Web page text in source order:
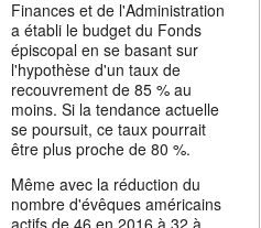
Finances et de l'Administration
a établi le budget du Fonds
épiscopal en se basant sur
l'hypothèse d'un taux de
recouvrement de 85 % au
moins. Si la tendance actuelle
se poursuit, ce taux pourrait
être plus proche de 80 %.
Même avec la réduction du
nombre d'évêques américains
actifs de 46 en 2016 à 32 à